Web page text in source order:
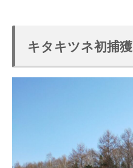
キタキツネ初捕獲